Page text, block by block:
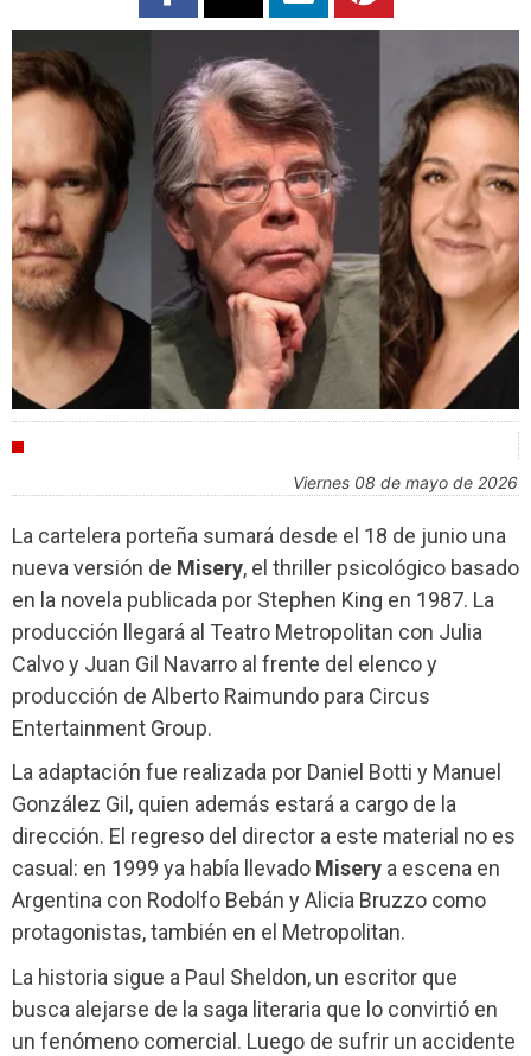
viernes 08 de mayo de 2026
La cartelera porteña sumará desde el 18 de junio una
nueva versión de Misery, el thriller psicológico basado
en la novela publicada por Stephen King en 1987. La
producción llegará al Teatro Metropolitan con Julia
Calvo y Juan Gil Navarro al frente del elenco y
producción de Alberto Raimundo para Circus
Entertainment Group.
La adaptación fue realizada por Daniel Botti y Manuel
González Gil, quien además estará a cargo de la
dirección. El regreso del director a este material no es
casual: en 1999 ya había llevado Misery a escena en
Argentina con Rodolfo Bebán y Alicia Bruzzo como
protagonistas, también en el Metropolitan.
La historia sigue a Paul Sheldon, un escritor que
busca alejarse de la saga literaria que lo convirtió en
un fenómeno comercial. Luego de sufrir un accidente